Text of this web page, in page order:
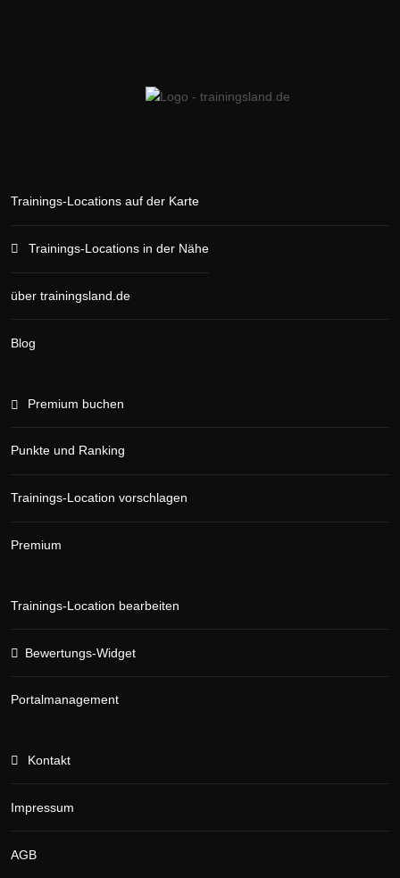
Trainings-Locations auf der Karte
Trainings-Locations in der Nähe
über trainingsland.de
Blog
Premium buchen
Punkte und Ranking
Trainings-Location vorschlagen
Premium
Trainings-Location bearbeiten
Bewertungs-Widget
Portalmanagement
Kontakt
Impressum
AGB